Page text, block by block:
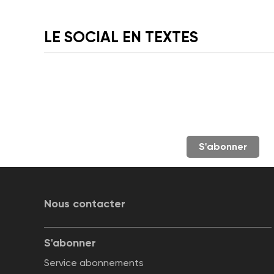
LE SOCIAL EN TEXTES
S'abonner
Nous contacter
S'abonner
Service abonnements